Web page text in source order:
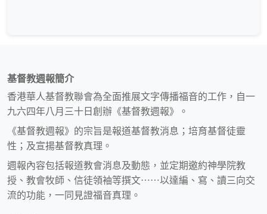
基督教週報簡介
香港華人基督教聯會為全面推展文字傳播福音的工作，自一
九六四年八月三十日創辦《基督教週報》。
《基督教週報》的宗旨是報道基督教消息；培育基督徒靈
性；及宣揚基督教真理。
週報內容包括報道教會消息及動態，並定期邀約神學院教
授、教會牧師、信徒領袖等撰文⋯⋯以達編、寫、讀三向交
流的功能，一同見證福音真理。